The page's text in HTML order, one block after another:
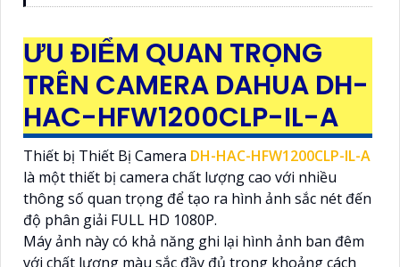
ƯU ĐIỂM QUAN TRỌNG
TRÊN CAMERA DAHUA DH-
HAC-HFW1200CLP-IL-A
Thiết bị Thiết Bị Camera DH-HAC-HFW1200CLP-IL-A
là một thiết bị camera chất lượng cao với nhiều
thông số quan trọng để tạo ra hình ảnh sắc nét đến
độ phân giải FULL HD 1080P.
Máy ảnh này có khả năng ghi lại hình ảnh ban đêm
với chất lượng màu sắc đầy đủ trong khoảng cách